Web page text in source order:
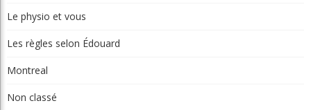
Le physio et vous
Les règles selon Édouard
Montreal
Non classé